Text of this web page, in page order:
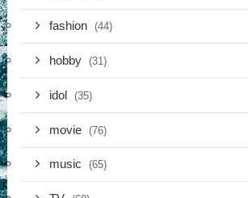
fashion (44)
hobby (31)
idol (35)
movie (76)
music (65)